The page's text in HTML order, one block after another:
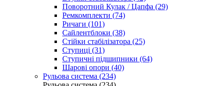
Поворотний Кулак / Цапфа (29)
Ремкомплекти (74)
Ричаги (101)
Сайлентблоки (38)
Стійки стабілізатора (25)
Ступиці (31)
Ступичні підшипники (64)
Шарові опори (40)
Рульова система (234)